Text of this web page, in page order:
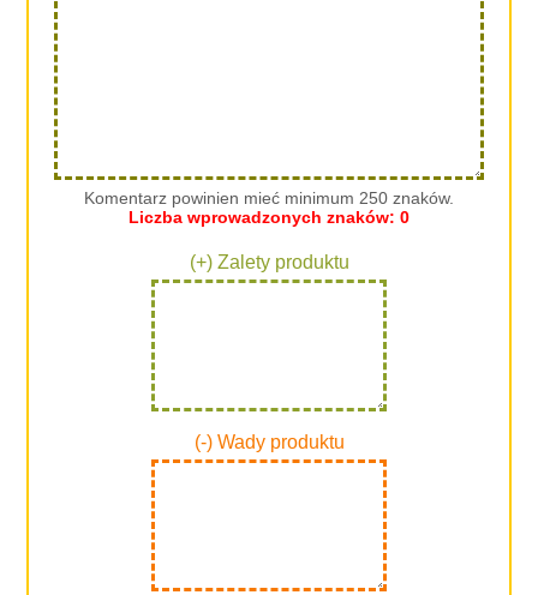
Komentarz powinien mieć minimum 250 znaków.
Liczba wprowadzonych znaków: 0
(+) Zalety produktu
(-) Wady produktu